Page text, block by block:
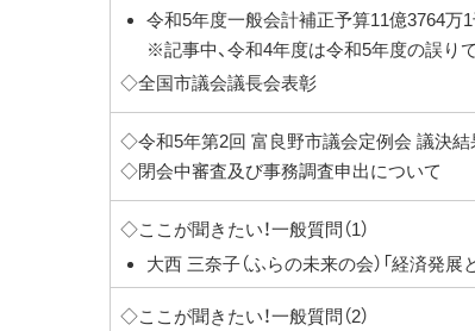
令和5年度一般会計補正予算11億3764万
※記事中、令和4年度は令和5年度の誤り
◇全国市議会議長会表彰
◇令和5年第2回 富良野市議会定例会 議決結
◇閉会中審査及び事務調査申出について
◇ここが聞きたい！一般質問（1）
大西 三奈子（ふらの未来の会）「経済発
◇ここが聞きたい！一般質問（2）